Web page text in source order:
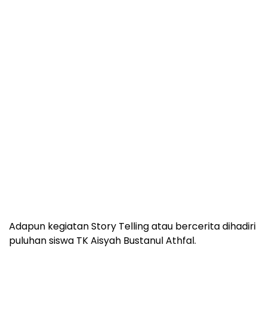
Adapun kegiatan Story Telling atau bercerita dihadiri
puluhan siswa TK Aisyah Bustanul Athfal.